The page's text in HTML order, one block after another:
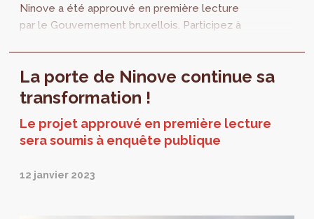
Ninove a été approuvé en première lecture
par le Gouvernement bruxellois. Participez à
La porte de Ninove continue sa
transformation !
Le projet approuvé en première lecture
sera soumis à enquête publique
12 janvier 2023